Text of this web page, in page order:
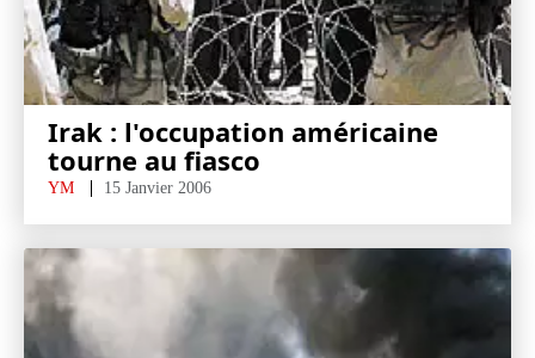
Irak : l'occupation américaine
tourne au fiasco
YM 15 Janvier 2006